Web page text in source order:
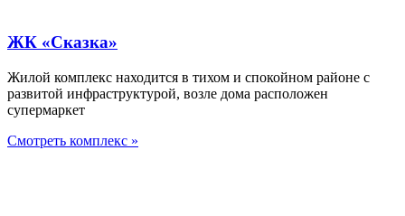
ЖК «Сказка»
Жилой комплекс находится в тихом и спокойном районе с
развитой инфраструктурой, возле дома расположен
супермаркет
Смотреть комплекс »